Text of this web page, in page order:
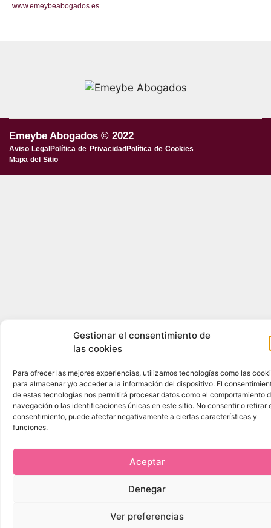
Gestionar el consentimiento de
las cookies
Para ofrecer las mejores experiencias, utilizamos tecnologías como las
para almacenar y/o acceder a la información del dispositivo. El
de estas tecnologías nos permitirá procesar datos como el comportamiento
navegación o las identificaciones únicas en este sitio. No consentir o retirar
consentimiento, puede afectar negativamente a ciertas características y
funciones.
Aceptar
Denegar
Ver preferencias
www.emeybeabogados.es.
Emeybe Abogados © 2022
Aviso LegalPolítica de PrivacidadPolítica de Cookies
Mapa del Sitio